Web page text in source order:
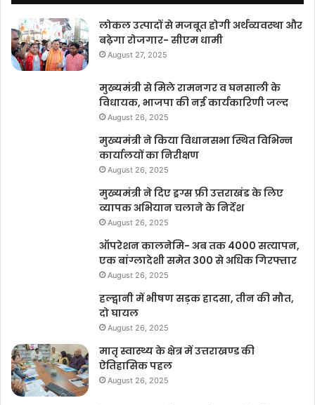
लोकल उत्पादों से मजबूत होगी अर्थव्यवस्था और
बढ़ेगा रोजगार- सीएम धामी
August 27, 2025
मुख्यमंत्री से मिले रामनगर व घनसाली के
विधायक, भाजपा की नई कार्यकारिणी जल्द
August 26, 2025
मुख्यमंत्री ने किया विधानसभा स्थित विभिन्न
कार्यालयों का निरीक्षण
August 26, 2025
मुख्यमंत्री ने दिए ड्रग्स फ्री उत्तराखंड के लिए
व्यापक अभियान चलाने के निर्देश
August 26, 2025
ऑपरेशन कालनेमि- अब तक 4000 सत्यापन,
एक बांग्लादेशी समेत 300 से अधिक गिरफ्तार
August 26, 2025
हल्द्वानी में भीषण सड़क हादसा, तीन की मौत,
दो घायल
August 26, 2025
मातृ स्वास्थ्य के क्षेत्र में उत्तराखण्ड की
ऐतिहासिक पहल
August 26, 2025